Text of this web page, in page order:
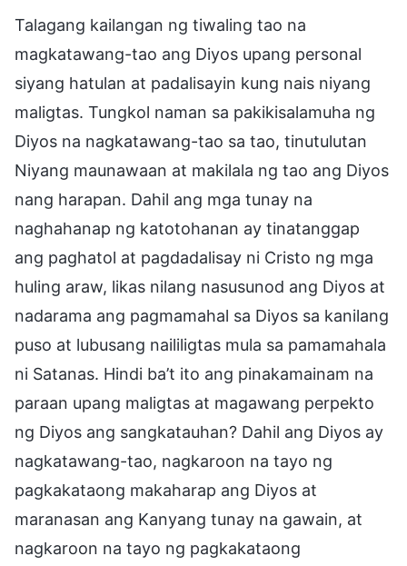
Talagang kailangan ng tiwaling tao na
magkatawang-tao ang Diyos upang personal
siyang hatulan at padalisayin kung nais niyang
maligtas. Tungkol naman sa pakikisalamuha ng
Diyos na nagkatawang-tao sa tao, tinutulutan
Niyang maunawaan at makilala ng tao ang Diyos
nang harapan. Dahil ang mga tunay na
naghahanap ng katotohanan ay tinatanggap
ang paghatol at pagdadalisay ni Cristo ng mga
huling araw, likas nilang nasusunod ang Diyos at
nadarama ang pagmamahal sa Diyos sa kanilang
puso at lubusang naililigtas mula sa pamamahala
ni Satanas. Hindi ba’t ito ang pinakamainam na
paraan upang maligtas at magawang perpekto
ng Diyos ang sangkatauhan? Dahil ang Diyos ay
nagkatawang-tao, nagkaroon na tayo ng
pagkakataong makaharap ang Diyos at
maranasan ang Kanyang tunay na gawain, at
nagkaroon na tayo ng pagkakataong